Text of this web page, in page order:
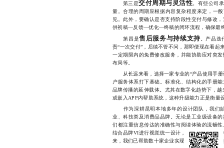
第三是交付周期与灵活性 。有些公司
量。合理的周期应根据内容复杂程度来定，一
见。此外，要确认是否支持阶段性交付与修改
供初稿—反馈—优化—终稿的闭环流程，确保最
第四是售后服务与持续支持 。产品
责“一次交付”，后续不管不问，那即便现在看
一定期限内的免费修改服务，并能协助应对突
布局等。
从长远来看，选择一家专业的“产品使用手册
户服务体系打下基础。标准化、结构化的手册
品牌传播的延伸载体。尤其在数字化趋势下，
或嵌入APP内帮助系统，这种升级能力正是衡量
作为深耕昆明本地多年的设计团队，我们
业、科技类及消费品品牌。无论是工业级设备
们都注重信息传达的准确性与阅读体验的流畅
结合品牌VI进行视觉统一设计，并可根据客户
来，我们已帮助数十家企业实现从“难懂说明书”